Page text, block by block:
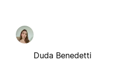
Duda Benedetti